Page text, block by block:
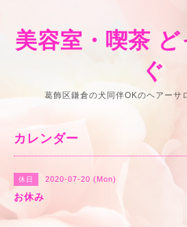
美容室・喫茶
ぐ
葛飾区鎌倉の犬同伴OKのヘアーサ
カレンダー
休日 2020-07-20 (Mon)
お休み